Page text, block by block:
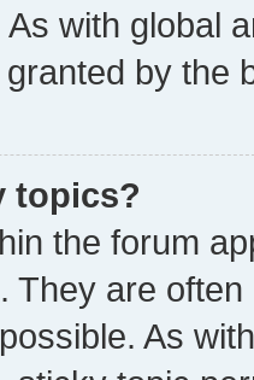
with global
by the
topics?
the forum
They are
As